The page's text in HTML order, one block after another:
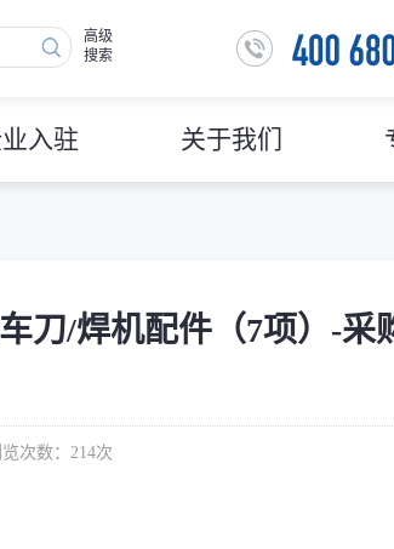
高级
搜索
入驻 关于我们
刀/焊机配件（7项）-采
次数： 214次